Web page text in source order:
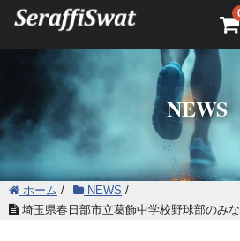
NEWS
ホーム / NEWS /
埼玉県春日部市立葛飾中学校野球部のみ